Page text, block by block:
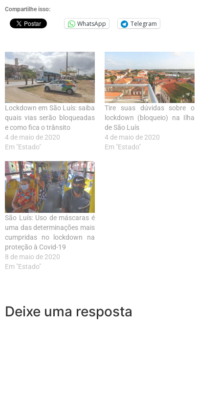
Compartilhe isso:
WhatsApp Telegram
Lockdown em São Luís: saiba
quais vias serão bloqueadas
e como fica o trânsito
4 de maio de 2020
Em "Estado"
Tire suas dúvidas sobre o
lockdown (bloqueio) na Ilha
de São Luís
4 de maio de 2020
Em "Estado"
São Luís: Uso de máscaras é
uma das determinações mais
cumpridas no lockdown na
proteção à Covid-19
8 de maio de 2020
Em "Estado"
Deixe uma resposta